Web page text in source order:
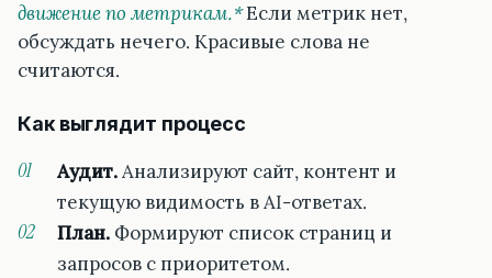
движение по метрикам.*Если метрик нет,
обсуждать нечего. Красивые слова не
считаются.
Как выглядит процесс
Аудит.Анализируют сайт, контент и
текущую видимость в AI-ответах.
План. Формируют список страниц и
запросов с приоритетом.